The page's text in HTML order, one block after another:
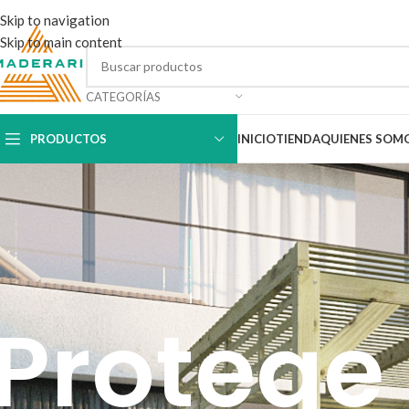
Skip to navigation
Skip to main content
CATEGORÍAS
PRODUCTOS INICIOTIENDAQUIENES